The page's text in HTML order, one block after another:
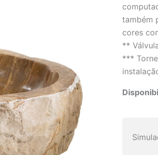
também
cores
**
***